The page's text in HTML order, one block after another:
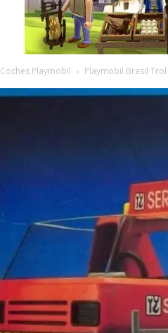
Coches Playmobil Playmobil Brasil Trol